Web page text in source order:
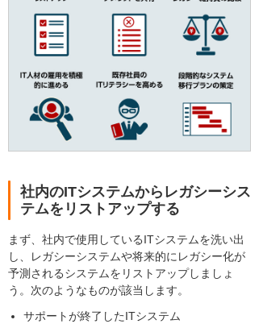
社内のITシステムからレガシーシス
テムをリストアップする
まず、社内で使用しているITシステムを洗い出
し、レガシーシステムや将来的にレガシー化が
予測されるシステムをリストアップしましょ
う。次のようなものが該当します。
サポートが終了したITシステム